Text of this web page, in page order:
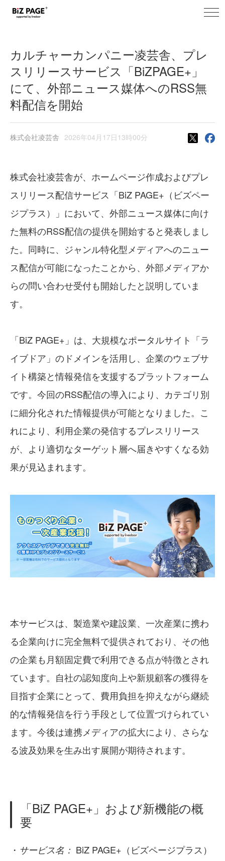
toggle
カルチャーカンパニー凌芸舎、プレ
スリリースサービス「BiZPAGE+」
にて、外部ニュース媒体へのRSS無
料配信を開始
株式会社凌芸舎 2026年04月17日13時00分
株式会社凌芸舎が、ホームページ作成およびプレ
スリリース配信サービス「BiZ PAGE+（ビズペー
ジプラス）」において、外部ニュース媒体に向け
た無料のRSS配信の提供を開始すると発表しまし
た。同時に、ジャンル特化型メディアへのニュー
ス配信が可能になったことから、外部メディアか
らの問い合わせ受付も開始したと説明していま
す。
「BiZ PAGE+」は、大規模なポータルサイト「ラ
イブドア」のドメインを活用し、企業のウェブサ
イト構築と情報発信を支援するプラットフォーム
です。今回のRSS配信の導入により、カテゴリ別
に細分化された情報提供が可能となりました。こ
れにより、利用企業の発信するプレスリリース
が、より適切なターゲット層へ届きやすくなる効
果が見込まれます。
本サービスは、製造業や建設業、一次産業に携わ
る企業向けに完全無料で提供されており、その他
の企業も月額固定費で利用できる点が特徴とされ
ています。自社の認知度向上や新規顧客の獲得を
目指す企業にとって、費用負担を抑えながら継続
的な情報発信を行う手段として位置づけられてい
ます。今後は連携メディアの拡大により、さらな
る波及効果を生み出す展開が期待されます。
「BiZ PAGE+」および新機能の概
要
・ サービス名： BiZ PAGE+（ビズページプラス）